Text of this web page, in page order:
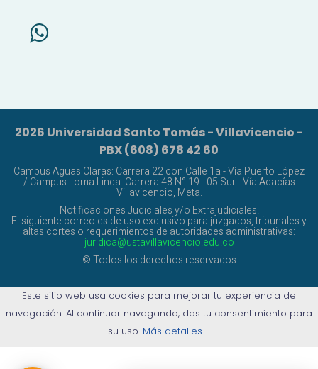
2026 Universidad Santo Tomás - Villavicencio -
PBX (608) 678 42 60
Campus Aguas Claras: Carrera 22 con Calle 1a - Vía Puerto López
/ Campus Loma Linda: Carrera 48 N° 19 - 05 Sur - Vía Acacías
Villavicencio, Meta.
Notificaciones Judiciales y/o Extrajudiciales.
El siguiente correo es de uso exclusivo para juzgados, tribunales y
altas cortes o requerimientos de autoridades administrativas:
juridica@ustavillavicencio.edu.co
© Todos los derechos reservados
Este sitio web usa cookies para mejorar tu experiencia de
navegación. Al continuar navegando, das tu consentimiento para
su uso. Más detalles…